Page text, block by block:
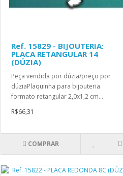
Ref. 15829 - BIJOUTERIA:
PLACA RETANGULAR 14
(DÚZIA)
Peça vendida por dúzia/preço por
dúziaPlaquinha para bijouteria
formato retangular 2,0x1,2 cm...
R$66,31
COMPRAR